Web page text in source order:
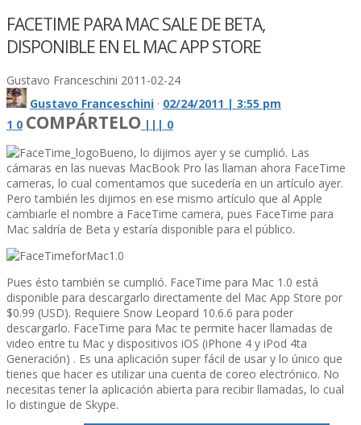
FACETIME PARA MAC SALE DE BETA,
DISPONIBLE EN EL MAC APP STORE
Gustavo Franceschini 2011-02-24
Gustavo Franceschini · 02/24/2011 | 3:55 pm
1 0 COMPÁRTELO | | | 0
Bueno, lo dijimos ayer y se cumplió. Las
cámaras en las nuevas MacBook Pro las llaman ahora FaceTime
cameras, lo cual comentamos que sucederí­a en un artí­culo ayer.
Pero también les dijimos en ese mismo artí­culo que al Apple
cambiarle el nombre a FaceTime camera, pues FaceTime para
Mac saldrí­a de Beta y estarí­a disponible para el público.
Pues ésto también se cumplió. FaceTime para Mac 1.0 está
disponible para descargarlo directamente del Mac App Store por
$0.99 (USD). Requiere Snow Leopard 10.6.6 para poder
descargarlo. FaceTime para Mac te permite hacer llamadas de
video entre tu Mac y dispositivos iOS (iPhone 4 y iPod 4ta
Generación) . Es una aplicación super fácil de usar y lo único que
tienes que hacer es utilizar una cuenta de coreo electrónico. No
necesitas tener la aplicación abierta para recibir llamadas, lo cual
lo distingue de Skype.